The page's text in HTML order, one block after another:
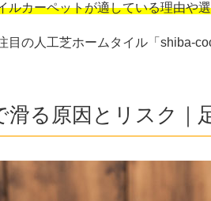
ルカーペットが適している理由や
目の人工芝ホームタイル「shiba-
る原因とリスク｜